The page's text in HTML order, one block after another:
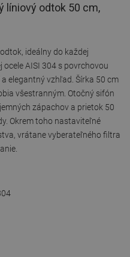
líniový odtok 50 cm,
ideálny do každej
ocele AISI 304 s povrchovou
elegantný vzhľad. Šírka 50 cm
všestranným. Otočný sifón
zápachov a prietok 50
Okrem toho nastaviteľné
vrátane vyberateľného filtra